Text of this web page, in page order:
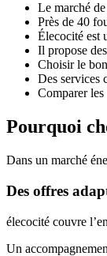
Le marché
Près de 40
Élecocité est
Il propose
Choisir le
Des services
Comparer
Pourquoi
Dans un marché
Des offres
élecocité couvre
Un